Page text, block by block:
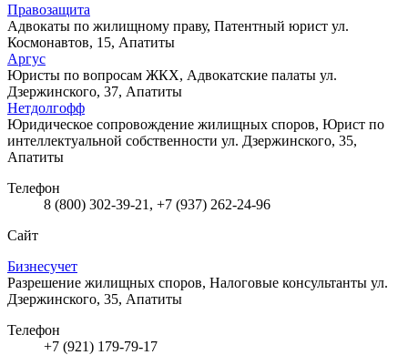
Правозащита
Адвокаты по жилищному праву, Патентный юрист ул.
Космонавтов, 15, Апатиты
Аргус
Юристы по вопросам ЖКХ, Адвокатские палаты ул.
Дзержинского, 37, Апатиты
Нетдолгофф
Юридическое сопровождение жилищных споров, Юрист по
интеллектуальной собственности ул. Дзержинского, 35,
Апатиты
Телефон
8 (800) 302-39-21, +7 (937) 262-24-96
Сайт
Бизнесучет
Разрешение жилищных споров, Налоговые консультанты ул.
Дзержинского, 35, Апатиты
Телефон
+7 (921) 179-79-17